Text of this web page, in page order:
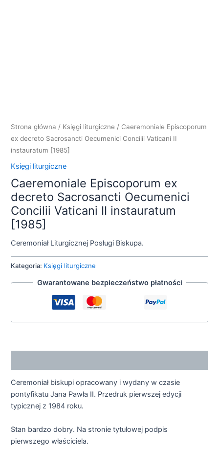
Strona główna / Księgi liturgiczne / Caeremoniale Episcoporum
ex decreto Sacrosancti Oecumenici Concilii Vaticani II
instauratum [1985]
Księgi liturgiczne
Caeremoniale Episcoporum ex
decreto Sacrosancti Oecumenici
Concilii Vaticani II instauratum
[1985]
Ceremoniał Liturgicznej Posługi Biskupa.
Kategoria: Księgi liturgiczne
Gwarantowane bezpieczeństwo płatności
Ceremoniał biskupi opracowany i wydany w czasie
pontyfikatu Jana Pawła II. Przedruk pierwszej edycji
typicznej z 1984 roku.
Stan bardzo dobry. Na stronie tytułowej podpis
pierwszego właściciela.